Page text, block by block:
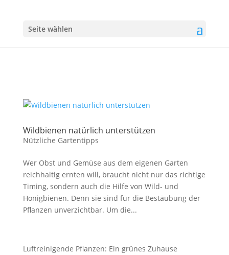
Seite wählen
Wildbienen natürlich unterstützen
Nützliche Gartentipps
Wer Obst und Gemüse aus dem eigenen Garten
reichhaltig ernten will, braucht nicht nur das richtige
Timing, sondern auch die Hilfe von Wild- und
Honigbienen. Denn sie sind für die Bestäubung der
Pflanzen unverzichtbar. Um die...
Luftreinigende Pflanzen: Ein grünes Zuhause